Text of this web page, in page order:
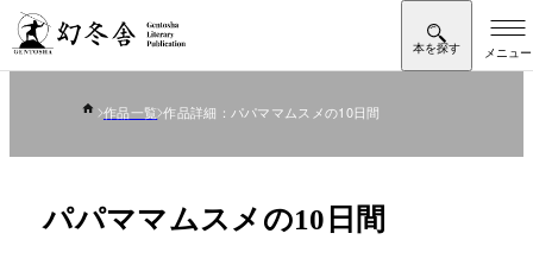
作品一覧 作品詳細：パパママムスメの10日間
パパママムスメの10日間